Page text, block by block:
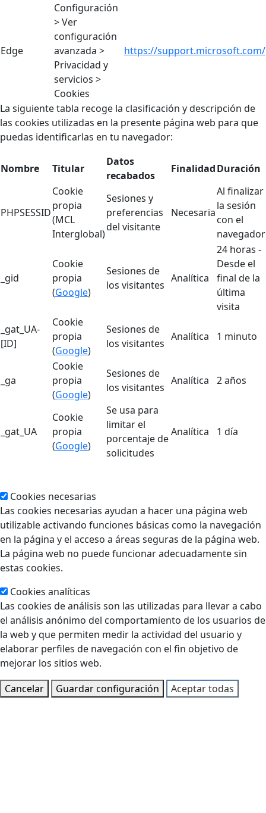
Edge
Configuración
> Ver
configuración
avanzada >
Privacidad y
servicios >
Cookies
https://support.microsoft.com/
La siguiente tabla recoge la clasificación y descripción de
las cookies utilizadas en la presente página web para que
puedas identificarlas en tu navegador:
Nombre Titular
Datos
recabados
FinalidadDuración
PHPSESSID
Cookie
propia
(MCL
Interglobal)
Sesiones y
preferencias
del visitante
Necesaria
Al finalizar
la sesión
con el
navegador
_gid
Cookie
propia
(Google)
Sesiones de
los visitantes
Analítica
24 horas -
Desde el
final de la
última
visita
_gat_UA-
[ID]
Cookie
propia
(Google)
Sesiones de
los visitantes
Analítica 1 minuto
_ga
Cookie
propia
(Google)
Sesiones de
los visitantes
Analítica 2 años
_gat_UA
Cookie
propia
(Google)
Se usa para
limitar el
porcentaje de
solicitudes
Analítica 1 día
Cookies necesarias
Las cookies necesarias ayudan a hacer una página web
utilizable activando funciones básicas como la navegación
en la página y el acceso a áreas seguras de la página web.
La página web no puede funcionar adecuadamente sin
estas cookies.
Cookies analíticas
Las cookies de análisis son las utilizadas para llevar a cabo
el análisis anónimo del comportamiento de los usuarios de
la web y que permiten medir la actividad del usuario y
elaborar perfiles de navegación con el fin objetivo de
mejorar los sitios web.
Cancelar
Guardar configuración Aceptar todas